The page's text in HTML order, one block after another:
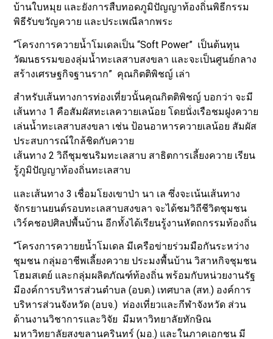
บ้านใบหมุย และยังการสืบทอดภูมิปัญญาท้องถิ่นพิธีกรรม
พิธีรับขวัญควาย และประเพณีลากพระ
“โครงการควายน้ำโมเดลเป็น “Soft Power” เป็นต้นทุน
วัฒนธรรมของลุ่มน้ำทะเลสาบสงขลา และจะเป็นศูนย์กลาง
สร้างเศรษฐกิจฐานราก” คุณกิตติพิชญ์ เล่า
สำหรับเส้นทางการท่องเที่ยวนั้นคุณกิตติพิชญ์ บอกว่า จะมี
เส้นทาง 1 คือสัมผัสทะเลควายเลน้อย โดยนั่งเรือชมฝูงควาย
เล่นน้ำทะเลสาบสงขลา เช่น ป้อนอาหารควายเลน้อย สัมผัส
ประสบการณ์ใกล้ชิดกับควาย
เส้นทาง 2 วิถีชุมชนริมทะเลสาบ สาธิตการเลี้ยงควาย เรียน
รู้ภูมิปัญญาท้องถิ่นทะเลสาบ
และเส้นทาง 3 เชื่อมโยงเขาป่า นา เล ซึ่งจะเน้นเส้นทาง
จักรยานยนต์รอบทะเลสาบสงขลา จะได้ชมวิถีชีวิตชุมชน
เวิร์คชอปศิลปพื้นบ้าน อีกทั้งได้เรียนรู้งานหัตถกรรมท้องถิ่น
“โครงการควายยน้ำโมเดล มีเครือข่ายร่วมมือกันระหว่าง
ชุมชน กลุ่มอาชีพเลี้ยงควาย ประมงพื้นบ้าน วิสาหกิจชุมชน
โฮมสเตย์ และกลุ่มผลิตภัณฑ์ท้องถิ่น พร้อมกับหน่วยงานรัฐ
มีองค์การบริหารส่วนตำบล (อบต.) เทศบาล (สท.) องค์การ
บริหารส่วนจังหวัด (อบจ.) ท่องเที่ยวและกีฬาจังหวัด ส่วน
ด้านงานวิชาการและวิจัย มีมหาวิทยาลัยทักษิณ
มหาวิทยาลัยสงขลานครินทร์ (มอ.) และในภาคเอกชน มี